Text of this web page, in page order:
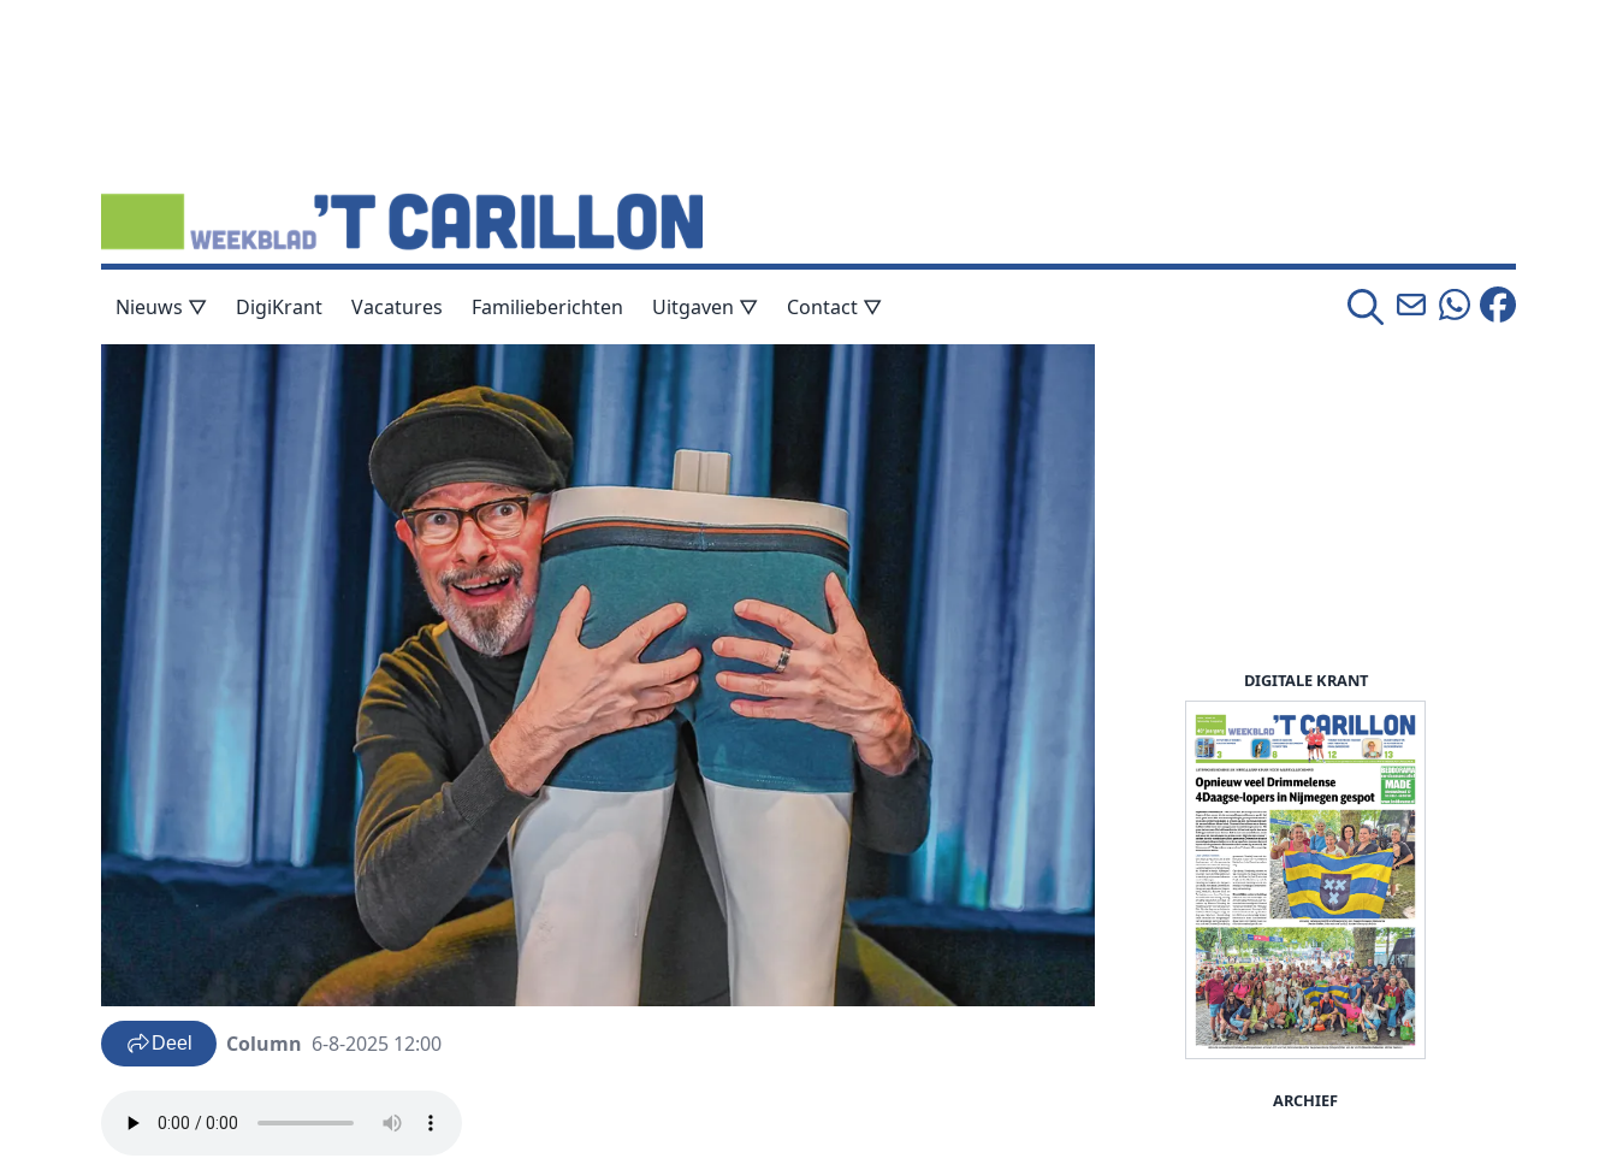
Nieuws ▽ DigiKrant Vacatures Familieberichten Uitgaven ▽ Contact ▽
Deel Column 6-8-2025 12:00
DIGITALE KRANT
ARCHIEF